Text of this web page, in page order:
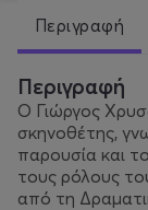
Περιγραφή
Περιγραφή
Ο Γιώργος
σκηνοθέτης,
παρουσία και
τους ρόλους
από τη